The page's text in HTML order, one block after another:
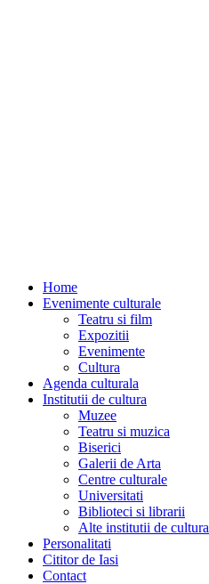
Home
Evenimente culturale
Teatru si film
Expozitii
Evenimente
Cultura
Agenda culturala
Institutii de cultura
Muzee
Teatru si muzica
Biserici
Galerii de Arta
Centre culturale
Universitati
Biblioteci si librarii
Alte institutii de cultura
Personalitati
Cititor de Iasi
Contact